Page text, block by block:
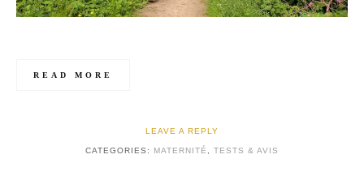
READ MORE
LEAVE A REPLY
CATEGORIES: MATERNITÉ TESTS & AVIS